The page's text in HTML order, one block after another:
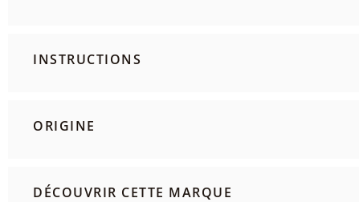
INSTRUCTIONS
ORIGINE
DÉCOUVRIR CETTE MARQUE